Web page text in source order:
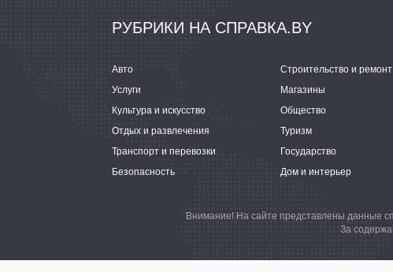
РУБРИКИ НА СПРАВКА.BY
Авто Строительство и ремонт
Услуги
Магазины
Культура и искусство
Общество
Отдых и развлечения
Туризм
Транспорт и перевозки
Государство
Безопасность
Дом и интерьер
Внимание! На сайте представлены данные
За